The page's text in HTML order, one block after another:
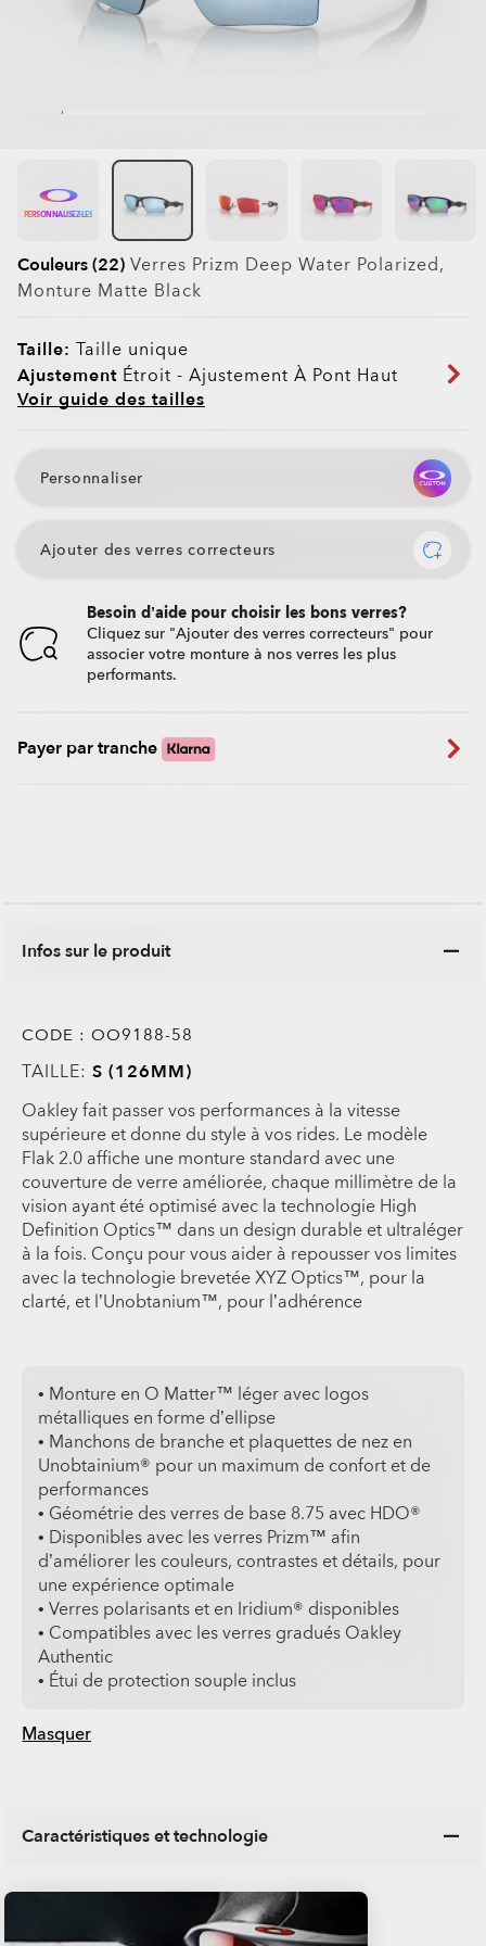
PERSONNALISEZ-LES
Couleurs (22) Verres Prizm Deep Water Polarized,
Monture Matte Black
Taille: Taille unique
Ajustement Étroit - Ajustement À Pont Haut
Voir guide des tailles
Personnaliser
Ajouter des verres correcteurs
Besoin d’aide pour choisir les bons verres?
Cliquez sur "Ajouter des verres correcteurs" pour
associer votre monture à nos verres les plus
performants.
Payer par tranche
Infos sur le produit
CODE : OO9188-58
TAILLE:S (126MM)
Oakley fait passer vos performances à la vitesse
supérieure et donne du style à vos rides. Le modèle
Flak 2.0 affiche une monture standard avec une
couverture de verre améliorée, chaque millimètre de la
vision ayant été optimisé avec la technologie High
Definition Optics™ dans un design durable et ultraléger
à la fois. Conçu pour vous aider à repousser vos limites
avec la technologie brevetée XYZ Optics™, pour la
clarté, et l’Unobtanium™, pour l’adhérence
Masquer
• Monture en O Matter™ léger avec logos
métalliques en forme d’ellipse
• Manchons de branche et plaquettes de nez en
Unobtainium® pour un maximum de confort et de
performances
• Géométrie des verres de base 8.75 avec HDO®
• Disponibles avec les verres Prizm™ afin
d’améliorer les couleurs, contrastes et détails, pour
une expérience optimale
• Verres polarisants et en Iridium® disponibles
• Compatibles avec les verres gradués Oakley
Authentic
• Étui de protection souple inclus
Caractéristiques et technologie